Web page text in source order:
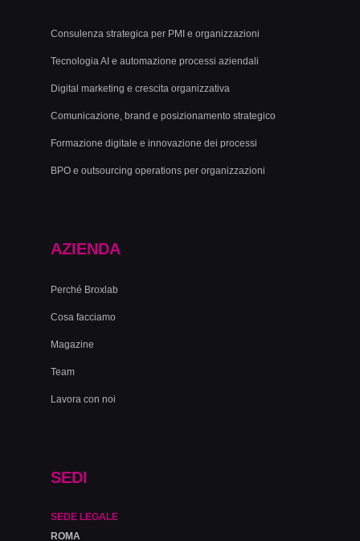
Consulenza strategica per PMI e organizzazioni
Tecnologia AI e automazione processi aziendali
Digital marketing e crescita organizzativa
Comunicazione, brand e posizionamento strategico
Formazione digitale e innovazione dei processi
BPO e outsourcing operations per organizzazioni
AZIENDA
Perché Broxlab
Cosa facciamo
Magazine
Team
Lavora con noi
SEDI
SEDE LEGALE
ROMA